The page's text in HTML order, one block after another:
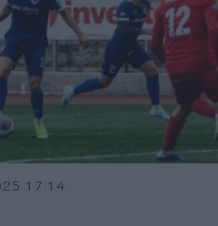
17:14